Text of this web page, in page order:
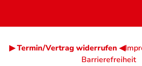
▶ Termin/Vertrag widerrufen ◀
Barrierefreiheit